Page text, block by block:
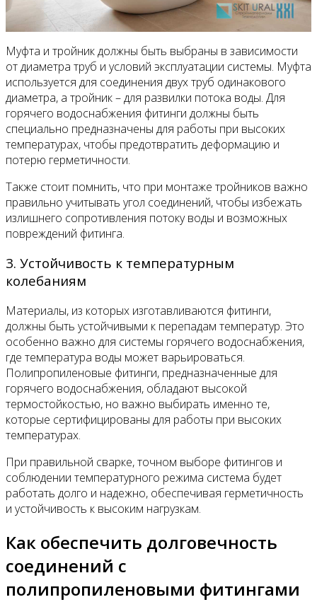
Муфта и тройник должны быть выбраны в зависимости
от диаметра труб и условий эксплуатации системы. Муфта
используется для соединения двух труб одинакового
диаметра, а тройник – для развилки потока воды. Для
горячего водоснабжения фитинги должны быть
специально предназначены для работы при высоких
температурах, чтобы предотвратить деформацию и
потерю герметичности.
Также стоит помнить, что при монтаже тройников важно
правильно учитывать угол соединений, чтобы избежать
излишнего сопротивления потоку воды и возможных
повреждений фитинга.
3. Устойчивость к температурным
колебаниям
Материалы, из которых изготавливаются фитинги,
должны быть устойчивыми к перепадам температур. Это
особенно важно для системы горячего водоснабжения,
где температура воды может варьироваться.
Полипропиленовые фитинги, предназначенные для
горячего водоснабжения, обладают высокой
термостойкостью, но важно выбирать именно те,
которые сертифицированы для работы при высоких
температурах.
При правильной сварке, точном выборе фитингов и
соблюдении температурного режима система будет
работать долго и надежно, обеспечивая герметичность
и устойчивость к высоким нагрузкам.
Как обеспечить долговечность
соединений с
полипропиленовыми фитингами